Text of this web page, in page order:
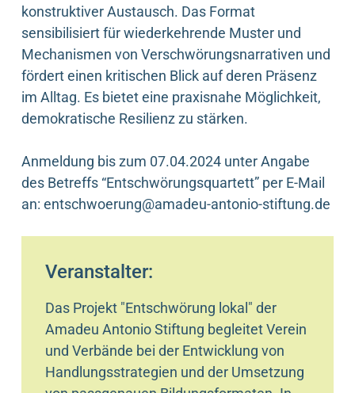
konstruktiver Austausch. Das Format
sensibilisiert für wiederkehrende Muster und
Mechanismen von Verschwörungsnarrativen und
fördert einen kritischen Blick auf deren Präsenz
im Alltag. Es bietet eine praxisnahe Möglichkeit,
demokratische Resilienz zu stärken.
Anmeldung bis zum 07.04.2024 unter Angabe
des Betreffs “Entschwörungsquartett” per E-Mail
an: entschwoerung@amadeu-antonio-stiftung.de
Veranstalter:
Das Projekt "Entschwörung lokal" der
Amadeu Antonio Stiftung begleitet Verein
und Verbände bei der Entwicklung von
Handlungsstrategien und der Umsetzung